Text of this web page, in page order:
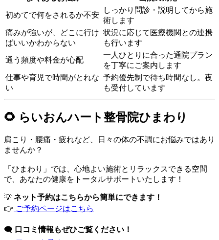
初めてで何をされるか不安
しっかり問診・説明してから施
術します
痛みが強いが、どこに行け
ばいいかわからない
状況に応じて医療機関との連携
も行います
通う頻度や料金が心配
一人ひとりに合った通院プラン
を丁寧にご案内します
仕事や育児で時間がとれな
い
予約優先制で待ち時間なし。夜
も受付しています
🌻 らいおんハート整骨院ひまわり
肩こり・腰痛・疲れなど、日々の体の不調にお悩みではあり
ませんか？
「ひまわり」では、心地よい施術とリラックスできる空間
で、あなたの健康をトータルサポートいたします！
💡 ネット予約はこちらから簡単にできます！
👉 ご予約ページはこちら
🗨️ 口コミ情報もぜひご覧ください！